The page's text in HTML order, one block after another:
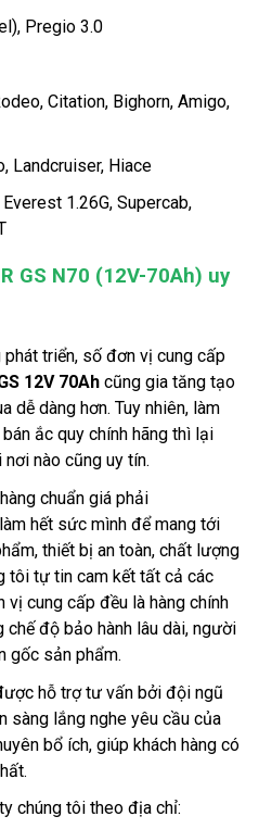
Pregio 3.0
Citation, Bighorn, Amigo,
Landcruiser, Hiace
1.26G, Supercab,
GS N70 (12V-70Ah) uy
triển, số đơn vị cung cấp
12V 70Ah cũng gia tăng tạo
dễ dàng hơn. Tuy nhiên, làm
ắc quy chính hãng thì lại
nào cũng uy tín.
chuẩn giá phải
hết sức mình để mang tới
thiết bị an toàn, chất lượng
tôi tự tin cam kết tất cả các
vị cung cấp đều là hàng chính
chế độ bảo hành lâu dài, người
gốc sản phẩm.
hỗ trợ tư vấn bởi đội ngũ
sàng lắng nghe yêu cầu của
bổ ích, giúp khách hàng có
chúng tôi theo địa chỉ: